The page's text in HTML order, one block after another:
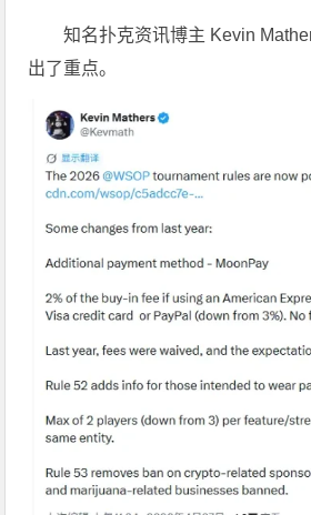
知名扑克资讯博主 Kevin
出了重点。